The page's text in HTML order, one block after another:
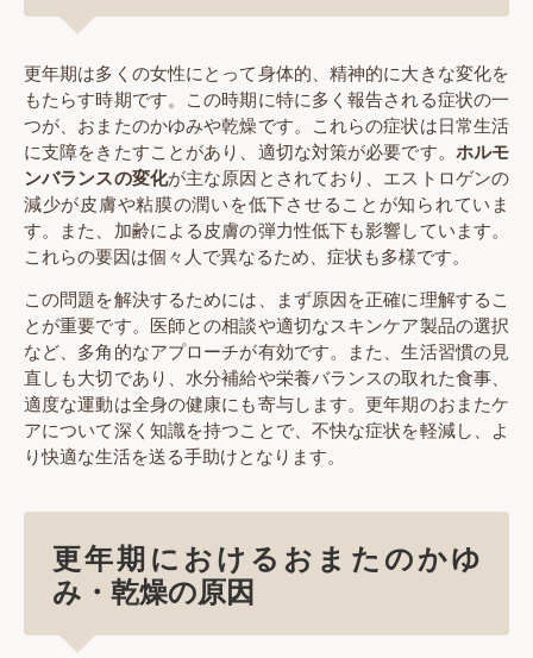
更年期は多くの女性にとって身体的、精神的に大きな変化を
もたらす時期です。この時期に特に多く報告される症状の一
つが、おまたのかゆみや乾燥です。これらの症状は日常生活
に支障をきたすことがあり、適切な対策が必要です。 ホルモ
ンバランスの変化が主な原因とされており、エストロゲンの
減少が皮膚や粘膜の潤いを低下させることが知られていま
す。また、加齢による皮膚の弾力性低下も影響しています。
これらの要因は個々人で異なるため、症状も多様です。
この問題を解決するためには、まず原因を正確に理解するこ
とが重要です。医師との相談や適切なスキンケア製品の選択
など、多角的なアプローチが有効です。また、生活習慣の見
直しも大切であり、水分補給や栄養バランスの取れた食事、
適度な運動は全身の健康にも寄与します。更年期のおまたケ
アについて深く知識を持つことで、不快な症状を軽減し、よ
り快適な生活を送る手助けとなります。
更年期におけるおまたのかゆ
み・乾燥の原因